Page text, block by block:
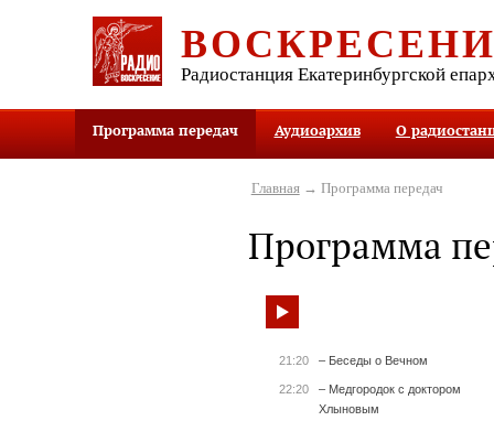
Радиостанция Екатеринбургской
Программа передач Аудиоархив О
Главная→ Программа передач
Программа
21:20 – Беседы о Вечном
22:20
– Медгородок с доктором
Хлыновым